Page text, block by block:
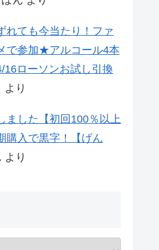
れても今当たり！ファ
で参加★アルコール4本
16ローソンお試し引換
より
した【初回100％以上
購入で黒字！【げん
より